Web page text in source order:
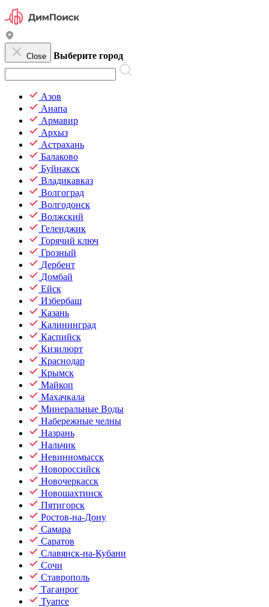
Close Выберите город
Азов
Анапа
Армавир
Архыз
Астрахань
Балаково
Буйнакск
Владикавказ
Волгоград
Волгодонск
Волжский
Геленджик
Горячий ключ
Грозный
Дербент
Домбай
Ейск
Избербаш
Казань
Калининград
Каспийск
Кизилюрт
Краснодар
Крымск
Майкоп
Махачкала
Минеральные Воды
Набережные челны
Назрань
Нальчик
Невинномысск
Новороссийск
Новочеркасск
Новошахтинск
Пятигорск
Ростов-на-Дону
Самара
Саратов
Славянск-на-Кубани
Сочи
Ставрополь
Таганрог
Туапсе